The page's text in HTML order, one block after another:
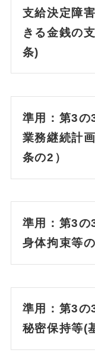
支給決定障
きる金銭の
条)
準用：第3の
業務継続計
条の2）
準用：第3の
身体拘束等
準用：第3の
秘密保持等(